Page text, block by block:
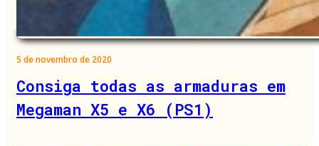
5 de novembro de 2020
Consiga todas as armaduras em
Megaman X5 e X6 (PS1)